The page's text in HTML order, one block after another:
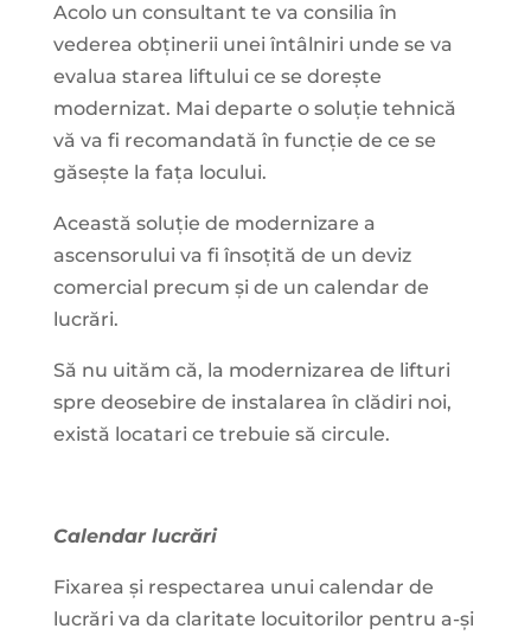
Acolo un consultant te va consilia în
vederea obținerii unei întâlniri unde se va
evalua starea liftului ce se dorește
modernizat. Mai departe o soluție tehnică
vă va fi recomandată în funcție de ce se
găsește la fața locului.
Această soluție de modernizare a
ascensorului va fi însoțită de un deviz
comercial precum și de un calendar de
lucrări.
Să nu uităm că, la modernizarea de lifturi
spre deosebire de instalarea în clădiri noi,
există locatari ce trebuie să circule.
Calendar lucrări
Fixarea și respectarea unui calendar de
lucrări va da claritate locuitorilor pentru a-și